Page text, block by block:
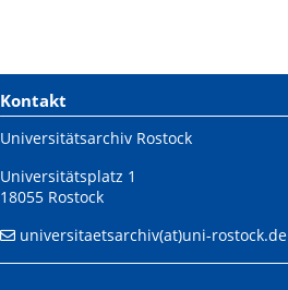
Kontakt
Universitätsarchiv Rostock
Universitätsplatz 1
18055 Rostock
universitaetsarchiv(at)uni-rostock.de